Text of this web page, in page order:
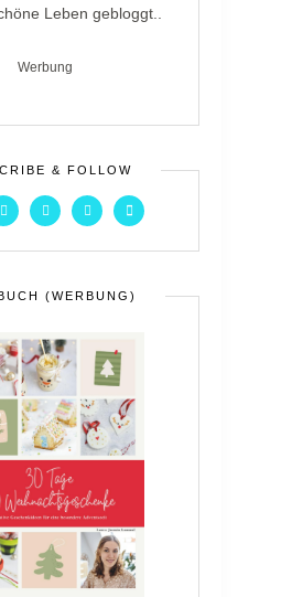
Leben gebloggt..
Werbung
& FOLLOW
(WERBUNG)